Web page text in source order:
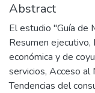
Abstract
El estudio "Guía de
Resumen ejecutivo,
económica y de
servicios, Acceso al
Tendencias del